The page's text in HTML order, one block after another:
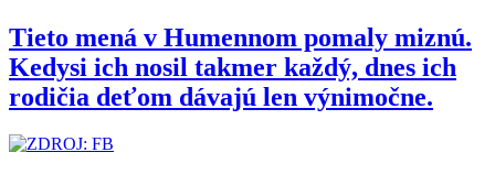
Tieto mená v Humennom pomaly miznú.
Kedysi ich nosil takmer každý, dnes ich
rodičia deťom dávajú len výnimočne.